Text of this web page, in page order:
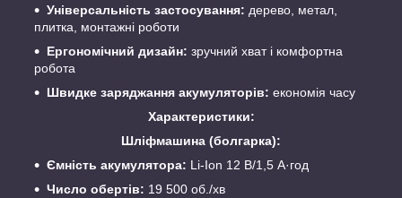
Універсальність застосування: дерево, метал,
плитка, монтажні роботи
Ергономічний дизайн: зручний хват і комфортна
робота
Швидке заряджання акумуляторів: економія часу
Характеристики:
Шліфмашина (болгарка):
Ємність акумулятора: Li-Ion 12 В/1,5 А·год
Число обертів: 19 500 об./хв